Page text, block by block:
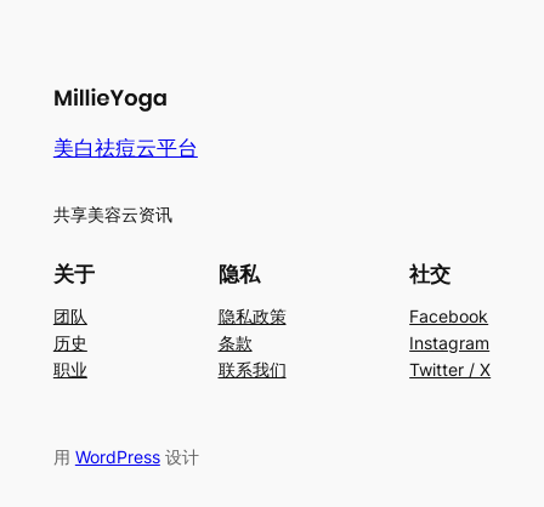
美白祛痘云平台
共享美容云资讯
关于
团队
历史
职业
隐私
隐私政策
条款
联系我们
社交
Facebook
Instagram
Twitter / X
用 WordPress设计